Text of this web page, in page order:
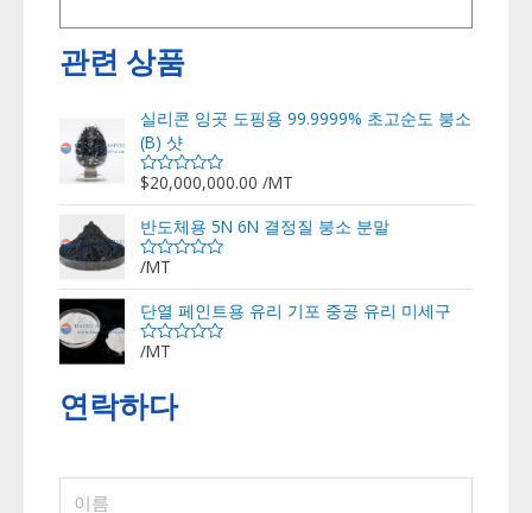
관련 상품
실리콘 잉곳 도핑용 99.9999% 초고순도 붕소
(B) 샷
5
중
에
서
0
로
평
가
됨
$20,000,000.00 /MT
반도체용 5N 6N 결정질 붕소 분말
5
중
에
서
0
로
평
됨
/MT
단열 페인트용 유리 기포 중공 유리 미세구
5
서
0
됨
/MT
연락하다